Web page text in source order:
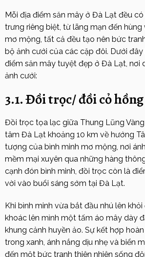
Mỗi địa điểm săn mây ở Đà Lạt đều
trưng riêng biệt, từ lãng mạn đến hùng
mơ mộng, tất cả đều tạo nên bức
bộ ảnh cưới của các cặp đôi. Dưới
điểm săn mây tuyệt đẹp ở Đà Lạt, nơi
ảnh cưới:
3.1. Đồi trọc/ đồi cỏ hồng
Đồi trọc tọa lạc giữa Thung Lũng
tâm Đà Lạt khoảng 10 km về hướng
tượng của bình minh mơ mộng, nơi
mềm mại xuyên qua những hàng
cạnh đón bình minh, đồi trọc còn là
vời vào buổi sáng sớm tại Đà Lạt.
Khi bình minh vừa bắt đầu nhú lên
khoác lên mình một tấm áo mây dày
khung cảnh huyền ảo. Sự kết hợp
trong xanh, ánh nắng dịu nhẹ và biển
đến một bức tranh thiên nhiên sống